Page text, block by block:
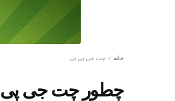
خانه چت جی پی تی
چطور چت‌ جی‌ پی‌